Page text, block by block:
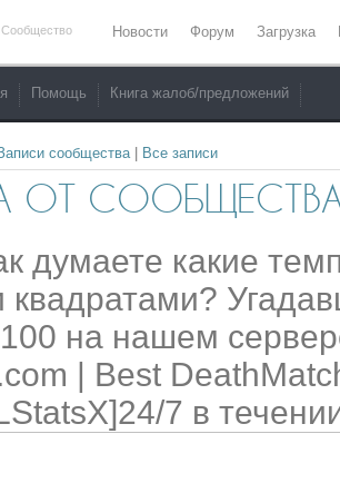
Сообщество Новости Форум Загрузка
Помощь Книга жалоб/предложений
сообщества| Все записи
ОТ
думаете какие
на нашем
| Best
7 в